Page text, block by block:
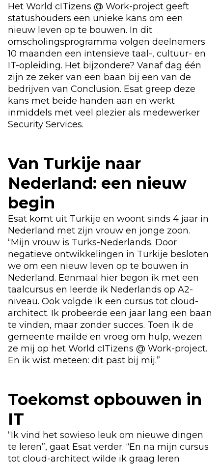
Het World cITizens @ Work-project geeft
statushouders een unieke kans om een
nieuw leven op te bouwen. In dit
omscholingsprogramma volgen deelnemers
10 maanden een intensieve taal-, cultuur- en
IT-opleiding. Het bijzondere? Vanaf dag één
zijn ze zeker van een baan bij een van de
bedrijven van Conclusion. Esat greep deze
kans met beide handen aan en werkt
inmiddels met veel plezier als medewerker
Security Services.
Van Turkije naar
Nederland: een nieuw
begin
Esat komt uit Turkije en woont sinds 4 jaar in
Nederland met zijn vrouw en jonge zoon.
“Mijn vrouw is Turks-Nederlands. Door
negatieve ontwikkelingen in Turkije besloten
we om een nieuw leven op te bouwen in
Nederland. Eenmaal hier begon ik met een
taalcursus en leerde ik Nederlands op A2-
niveau. Ook volgde ik een cursus tot cloud-
architect. Ik probeerde een jaar lang een baan
te vinden, maar zonder succes. Toen ik de
gemeente mailde en vroeg om hulp, wezen
ze mij op het World cITizens @ Work-project.
En ik wist meteen: dit past bij mij.”
Toekomst opbouwen in
IT
“Ik vind het sowieso leuk om nieuwe dingen
te leren”, gaat Esat verder. “En na mijn cursus
tot cloud-architect wilde ik graag leren